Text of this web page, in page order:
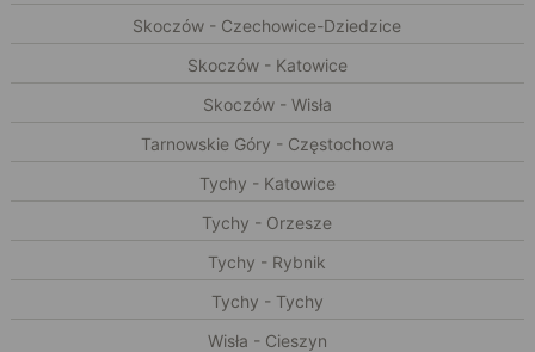
Skoczów - Czechowice-Dziedzice
Skoczów - Katowice
Skoczów - Wisła
Tarnowskie Góry - Częstochowa
Tychy - Katowice
Tychy - Orzesze
Tychy - Rybnik
Tychy - Tychy
Wisła - Cieszyn